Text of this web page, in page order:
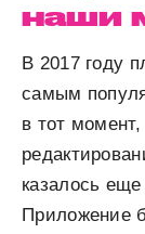
наши
В 2017 году
самым
в тот
казалось
Приложение